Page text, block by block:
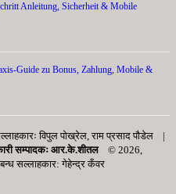
Anleitung, Sicherheit & Mobile
zu Bonus, Zahlung, Mobile &
विपुल पोख्रेल, राम प्रसाद पाैडेल |
सम्पादकः आर.के.शीतल
© 2026,
सल्लाहकार: गेहेन्द्र कँवर